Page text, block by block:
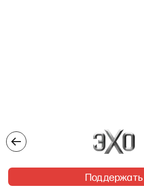
Поддержать